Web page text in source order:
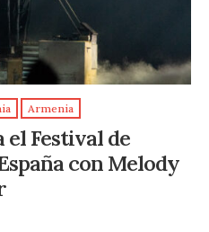
Armenia
el Festival de
con Melody